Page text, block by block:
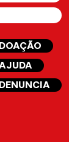
DOAÇÃO
DENUNCIA